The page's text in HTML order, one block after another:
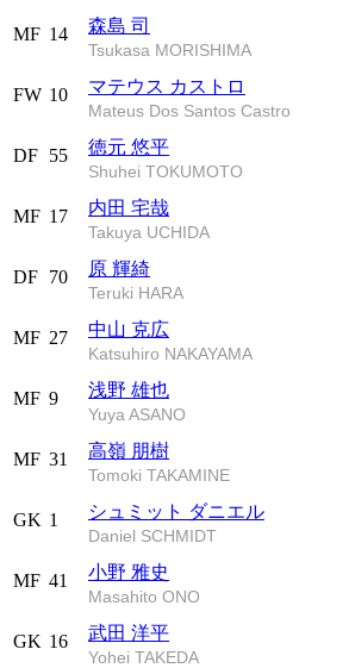
MF 14 森島 司
Tsukasa MORISHIMA
FW 10 マテウス カストロ
Mateus Dos Santos Castro
DF 55 徳元 悠平
Shuhei TOKUMOTO
MF 17 内田 宅哉
Takuya UCHIDA
DF 70 原 輝綺
Teruki HARA
MF 27 中山 克広
Katsuhiro NAKAYAMA
MF 9 浅野 雄也
Yuya ASANO
MF 31 高嶺 朋樹
Tomoki TAKAMINE
GK 1 シュミット ダニエル
Daniel SCHMIDT
MF 41 小野 雅史
Masahito ONO
GK 16 武田 洋平
Yohei TAKEDA